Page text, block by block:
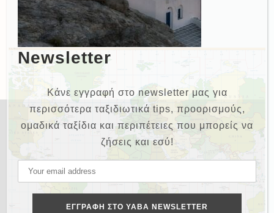
NEWSLETTER
Newsletter
Κάνε εγγραφή στο newsletter μας για
περισσότερα ταξιδιωτικά tips, προορισμούς,
ομαδικά ταξίδια και περιπέτειες που μπορείς να
ζήσεις και εσύ!